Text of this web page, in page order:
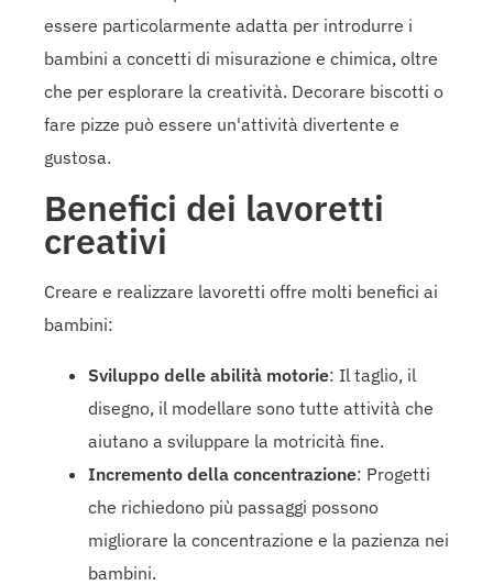
essere particolarmente adatta per introdurre i
bambini a concetti di misurazione e chimica, oltre
che per esplorare la creatività. Decorare biscotti o
fare pizze può essere un'attività divertente e
gustosa.
Benefici dei lavoretti
creativi
Creare e realizzare lavoretti offre molti benefici ai
bambini:
Sviluppo delle abilità motorie: Il taglio, il
disegno, il modellare sono tutte attività che
aiutano a sviluppare la motricità fine.
Incremento della concentrazione: Progetti
che richiedono più passaggi possono
migliorare la concentrazione e la pazienza nei
bambini.